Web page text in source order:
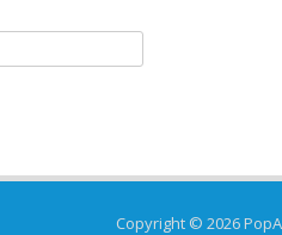
Copyright © 2026